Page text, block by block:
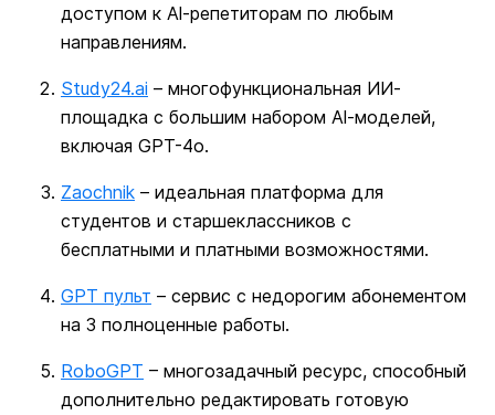
доступом к Al-репетиторам по любым
направлениям.
Study24.ai – многофункциональная ИИ-
площадка с большим набором Al-моделей,
включая GPT-4o.
Zaochnik – идеальная платформа для
студентов и старшеклассников с
бесплатными и платными возможностями.
GPT пульт – сервис с недорогим абонементом
на 3 полноценные работы.
RoboGPT – многозадачный ресурс, способный
дополнительно редактировать готовую